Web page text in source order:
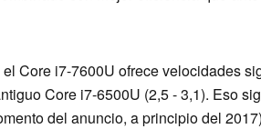
Core i7-7600U ofrece velocidades
Core i7-6500U (2,5 - 3,1). Eso
del anuncio, a principio del